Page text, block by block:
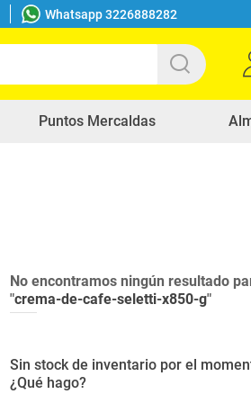
Whatsapp 3226888282
Puntos Mercaldas
No encontramos ningún resultado
"crema-de-cafe-seletti-x850-g"
Sin stock de inventario por el
¿Qué hago?